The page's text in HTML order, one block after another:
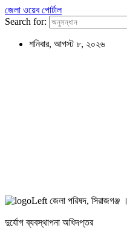
জেলা ওয়েব পোর্টাল
Search for:
শনিবার, আগস্ট ৮, ২০২৬
জেলা পরিষদ, সিরাজগঞ্জ ।
দুর্যোগ ব্যবস্থাপনা অধিদপ্তর